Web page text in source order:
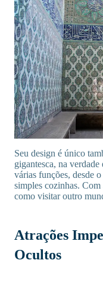
Seu design é único
gigantesca, na
várias funções, desde
simples cozinhas. Com
como visitar outro
Atrações
Ocultos